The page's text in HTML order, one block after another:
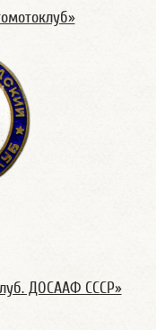
ДОСААФ СССР»